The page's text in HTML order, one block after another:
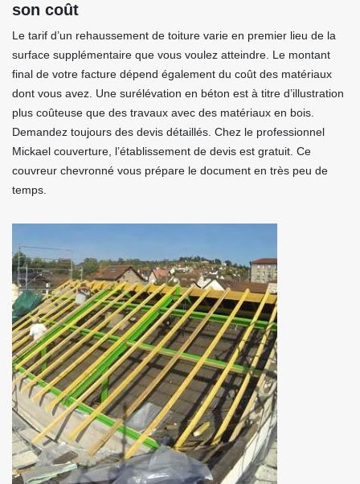
son coût
Le tarif d’un rehaussement de toiture varie en premier lieu de la
surface supplémentaire que vous voulez atteindre. Le montant
final de votre facture dépend également du coût des matériaux
dont vous avez. Une surélévation en béton est à titre d’illustration
plus coûteuse que des travaux avec des matériaux en bois.
Demandez toujours des devis détaillés. Chez le professionnel
Mickael couverture, l’établissement de devis est gratuit. Ce
couvreur chevronné vous prépare le document en très peu de
temps.